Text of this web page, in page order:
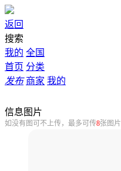
返回
搜索
我的 全国
首页 分类
发布 商家 我的
信息图片
如没有图可不上传，最多可传8张图片